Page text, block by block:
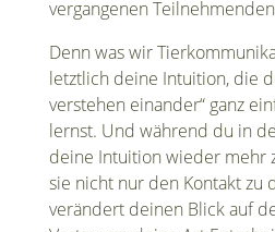
vergangenen
Denn was wir
letztlich deine Intuition, die
verstehen einander“ ganz
lernst. Und während du in
deine Intuition wieder mehr
sie nicht nur den Kontakt zu
verändert deinen Blick auf